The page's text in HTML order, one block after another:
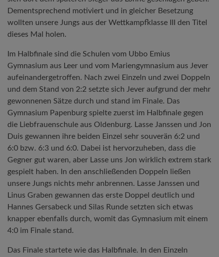
Dementsprechend motiviert und in gleicher Besetzung
wollten unsere Jungs aus der Wettkampfklasse III den Titel
dieses Mal holen.
Im Halbfinale sind die Schulen vom Ubbo Emius
Gymnasium aus Leer und vom Mariengymnasium aus Jever
aufeinandergetroffen. Nach zwei Einzeln und zwei Doppeln
und dem Stand von 2:2 setzte sich Jever aufgrund der mehr
gewonnenen Sätze durch und stand im Finale. Das
Gymnasium Papenburg spielte zuerst im Halbfinale gegen
die Liebfrauenschule aus Oldenburg. Lasse Janssen und Jon
Duis gewannen ihre beiden Einzel sehr souverän 6:2 und
6:0 bzw. 6:3 und 6:0. Dabei ist hervorzuheben, dass die
Gegner gut waren, aber Lasse uns Jon wirklich extrem stark
gespielt haben. In den anschließenden Doppeln ließen
unsere Jungs nichts mehr anbrennen. Lasse Janssen und
Linus Graben gewannen das erste Doppel deutlich und
Hannes Gersabeck und Silas Runde setzten sich etwas
knapper ebenfalls durch, womit das Gymnasium mit einem
4:0 im Finale stand.
Das Finale startete wie das Halbfinale. In den Einzeln